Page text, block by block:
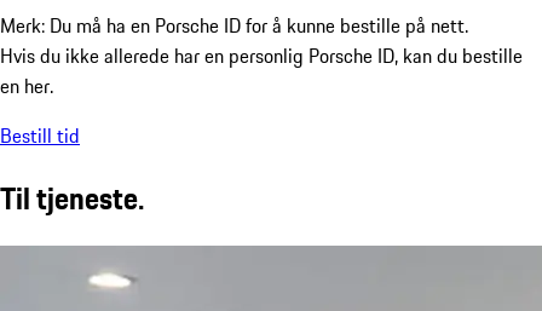
Merk: Du må ha en Porsche ID for å kunne bestille på nett.
Hvis du ikke allerede har en personlig Porsche ID, kan du bestille
en her.
Bestill tid
Til tjeneste.